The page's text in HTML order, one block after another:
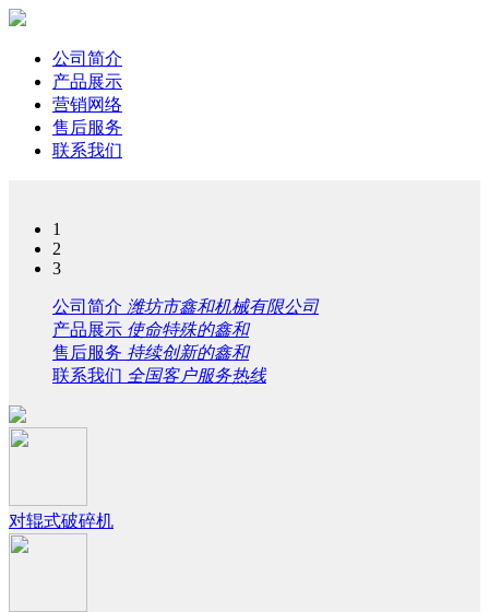
公司简介
产品展示
营销网络
售后服务
联系我们
1
2
3
公司简介 潍坊市鑫和机械有限公司
产品展示 使命特殊的鑫和
售后服务 持续创新的鑫和
联系我们 全国客户服务热线
对辊式破碎机